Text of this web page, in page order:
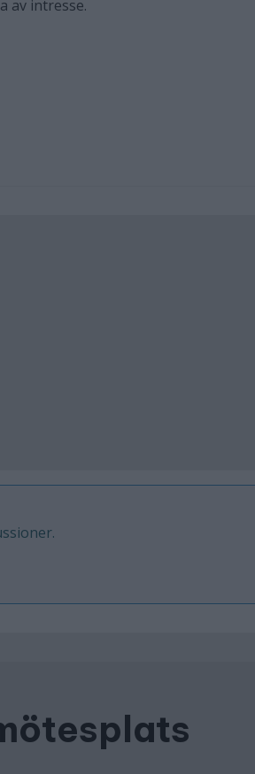
av intresse.